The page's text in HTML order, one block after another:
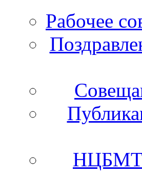
Рабочее
НЦБМТ